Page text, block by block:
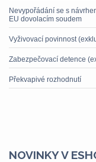
Nevypořádání se s
EU dovolacím soudem
Vyživovací povinnost
Zabezpečovací detence
Překvapivé rozhodnutí
NOVINKY V